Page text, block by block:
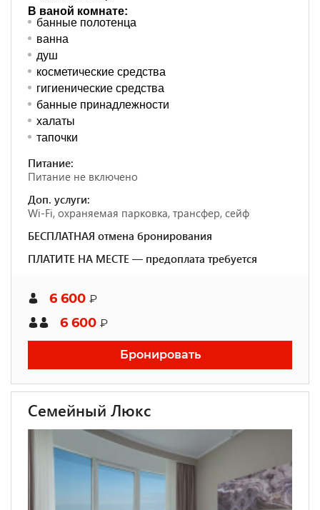
В ваной комнате:
банные полотенца
ванна
душ
косметические средства
гигиенические средства
банные принадлежности
халаты
тапочки
Питание:
Питание не включено
Доп. услуги:
Wi-Fi, охраняемая парковка, трансфер, сейф
БЕСПЛАТНАЯ отмена бронирования
ПЛАТИТЕ НА МЕСТЕ — предоплата требуется
6 600 ₽
6 600 ₽
Бронировать
Семейный Люкс